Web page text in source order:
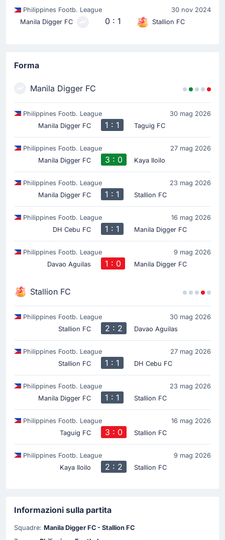
Philippines Footb. League
30 nov 2024
Manila Digger FC
0 : 1 Stallion FC
Forma
Manila Digger FC
Philippines Footb. League
30 mag 2026
Manila Digger FC
1 : 1 Taguig FC
Philippines Footb. League
27 mag 2026
Manila Digger FC
3 : 0 Kaya Iloilo
Philippines Footb. League
23 mag 2026
Manila Digger FC
1 : 1 Stallion FC
Philippines Footb. League
16 mag 2026
DH Cebu FC
1 : 1 Manila Digger FC
Philippines Footb. League
9 mag 2026
Davao Aguilas
1 : 0 Manila Digger FC
Stallion FC
Philippines Footb. League
30 mag 2026
Stallion FC
2 : 2 Davao Aguilas
Philippines Footb. League
27 mag 2026
Stallion FC
1 : 1 DH Cebu FC
Philippines Footb. League
23 mag 2026
Manila Digger FC
1 : 1 Stallion FC
Philippines Footb. League
16 mag 2026
Taguig FC
3 : 0 Stallion FC
Philippines Footb. League
9 mag 2026
Kaya Iloilo
2 : 2 Stallion FC
Informazioni sulla partita
Squadre: Manila Digger FC - Stallion FC